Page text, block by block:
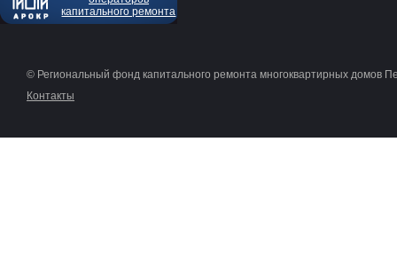
капитального ремонта
© Региональный фонд капитального ремонта многоквартирных домов
Контакты